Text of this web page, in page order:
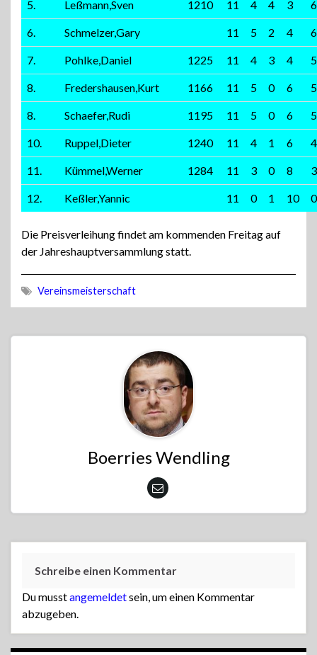
5. Leßmann,Sven 1210 11 4 4 3
6. Schmelzer,Gary 11 5 2 4
7. Pohlke,Daniel 1225 11 4 3 4
8. Fredershausen,Kurt 1166 11 5 0 6
8. Schaefer,Rudi 1195 11 5 0 6
10. Ruppel,Dieter 1240 11 4 1 6
11. Kümmel,Werner 1284 11 3 0 8
12. Keßler,Yannic 11 0 1 10
Die Preisverleihung findet am kommenden Freitag auf
der Jahreshauptversammlung statt.
Vereinsmeisterschaft
Boerries Wendling
Schreibe einen Kommentar
Du musstangemeldetsein, um einen Kommentar
abzugeben.